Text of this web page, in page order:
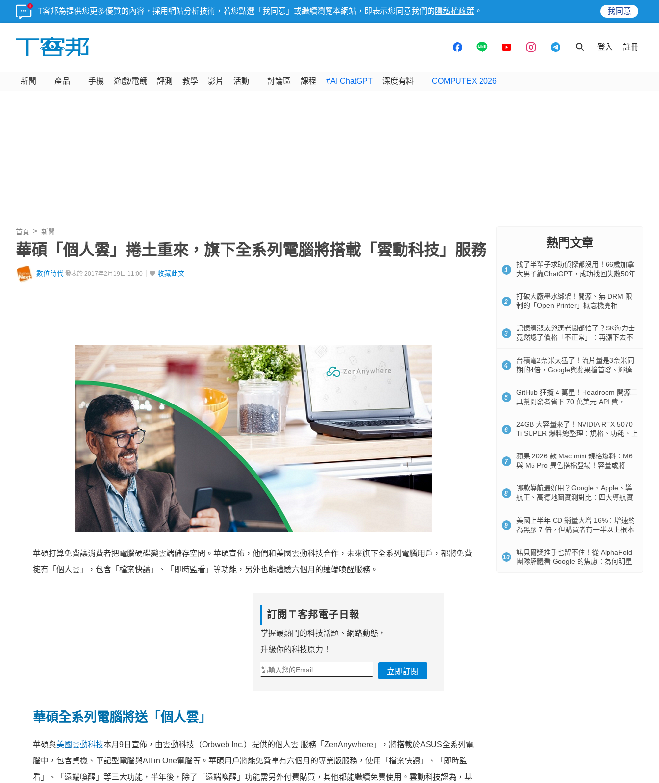
T客邦為提供您更多優質的內容，採用網站分析技術，若您點選「我同意」或繼續瀏覽本網站，即表示您同意我們的 隱私權政策 。 我同意
登入 註冊
新聞 產品 手機 遊戲/電競 評測 教學 影片 活動 討論區 課程 #AI ChatGPT 深度有料 COMPUTEX 2026
首頁 新聞
華碩「個人雲」捲土重來，旗下全系列電腦將搭載「雲動科技」服務
數位時代 發表於 2017年2月19日 11:00 收藏此文
華碩打算免費讓消費者把電腦硬碟變雲端儲存空間。華碩宣佈，他們和美國雲動科技合作，未來旗下全系列電腦用戶，都將免費
擁有「個人雲」，包含「檔案快讀」、「即時監看」等功能，另外也能體驗六個月的遠端喚醒服務。
訂閱Ｔ客邦電子日報
掌握最熱門的科技話題、網路動態，
升級你的科技原力！
立即訂閱
華碩全系列電腦將送「個人雲」
華碩與美國雲動科技本月9日宣佈，由雲動科技（Orbweb Inc.）提供的個人雲 服務「ZenAnywhere」，將搭載於ASUS全系列電
腦中，包含桌機、筆記型電腦與All in One電腦等。華碩用戶將能免費享有六個月的專業版服務，使用「檔案快讀」、「即時監
看」、「遠端喚醒」等三大功能，半年後，除了「遠端喚醒」功能需另外付費購買，其他都能繼續免費使用。雲動科技認為，基
熱門文章
1
找了半輩子求助偵探都沒用！66歲加拿
大男子靠ChatGPT，成功找回失散50年
2
打破大廠墨水綁架！開源、無 DRM 限
制的「Open Printer」概念機亮相
3
記憶體漲太兇連老闆都怕了？SK海力士
竟然認了價格「不正常」：再漲下去不
4
台積電2奈米太猛了！流片量是3奈米同
期的4倍，Google與蘋果搶首發、輝達
5
GitHub 狂攬 4 萬星！Headroom 開源工
具幫開發者省下 70 萬美元 API 費，
6
24GB 大容量來了！NVIDIA RTX 5070
Ti SUPER 爆料總整理：規格、功耗、上
7
蘋果 2026 款 Mac mini 規格爆料：M6
與 M5 Pro 異色搭檔登場！容量或將
8
哪款導航最好用？Google、Apple、導
航王、高德地圖實測對比：四大導航實
9
美國上半年 CD 銷量大增 16%：增速約
為黑膠 7 倍，但購買者有一半以上根本
10
諾貝爾獎推手也留不住！從 AlphaFold
團隊解體看 Google 的焦慮：為何明星